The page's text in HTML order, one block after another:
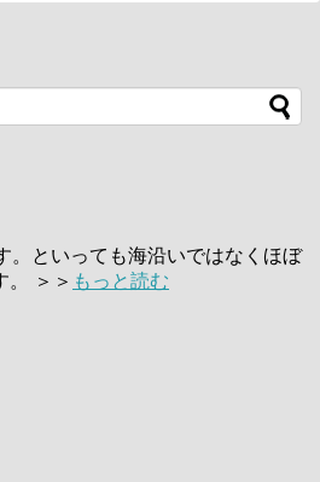
。といっても海沿いではなくほぼ
。 ＞＞ もっと読む